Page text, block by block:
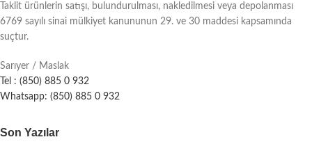
Taklit ürünlerin satışı, bulundurulması, nakledilmesi veya depolanması
6769 sayılı sinai mülkiyet kanununun 29. ve 30 maddesi kapsamında
suçtur.
Sarıyer / Maslak
Tel : (850) 885 0 932
Whatsapp: (850) 885 0 932
Son Yazılar